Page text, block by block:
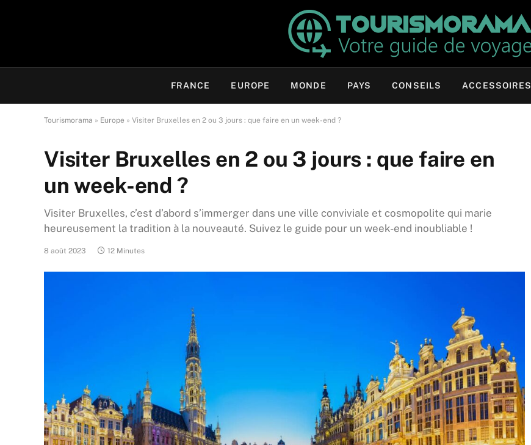
FRANCE EUROPE MONDE PAYS CONSEILS ACCESSOIRES
Tourismorama » Europe » Visiter Bruxelles en 2 ou 3 jours : que faire en un week-end ?
Visiter Bruxelles en 2 ou 3 jours : que faire en
un week-end ?
Visiter Bruxelles, c’est d’abord s’immerger dans une ville conviviale et cosmopolite qui marie
heureusement la tradition à la nouveauté. Suivez le guide pour un week-end inoubliable !
8 août 2023 12 Minutes